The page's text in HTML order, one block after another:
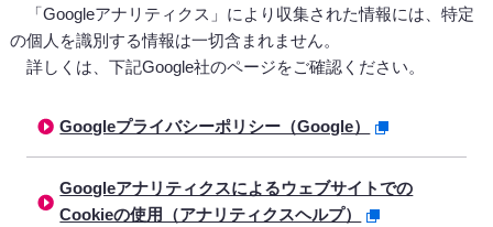
「Googleアナリティクス」により収集された情報には、特定
の個人を識別する情報は一切含まれません。
詳しくは、下記Google社のページをご確認ください。
Googleプライバシーポリシー（Google）
Googleアナリティクスによるウェブサイトでの
Cookieの使用（アナリティクスヘルプ）